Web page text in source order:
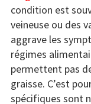
condition est
veineuse ou des
aggrave les
régimes
permettent pas
graisse. C’est
spécifiques sont